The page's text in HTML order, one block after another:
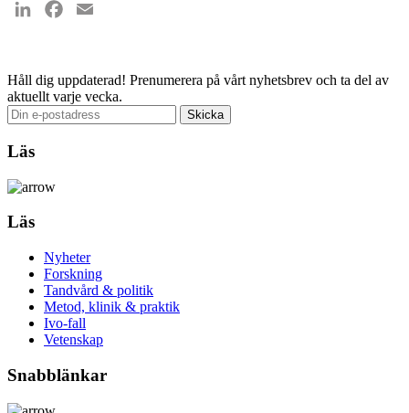
LinkedInFacebook
Håll dig uppdaterad! Prenumerera på vårt nyhetsbrev och ta del av
aktuellt varje vecka.
Läs
Läs
Nyheter
Forskning
Tandvård & politik
Metod, klinik & praktik
Ivo-fall
Vetenskap
Snabblänkar